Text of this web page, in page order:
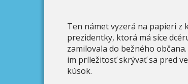
Ten námet vyzerá na papieri
prezidentky, ktorá má síce
zamilovala do bežného
im príležitosť skrývať sa pred
kúsok.